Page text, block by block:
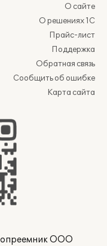
О сайте
О решениях 1С
Прайс-лист
Поддержка
Обратная связь
Сообщить об ошибке
Карта сайта
ООО